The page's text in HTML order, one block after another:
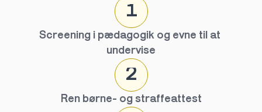
1
Screening i pædagogik og evne til at
undervise
2
Ren børne- og straffeattest